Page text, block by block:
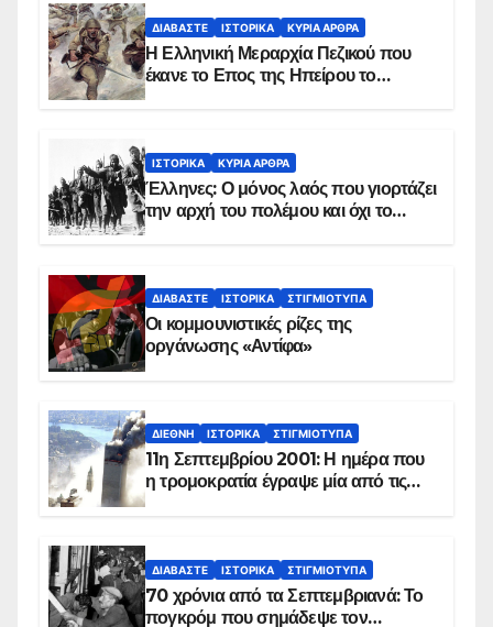
ΔΙΑΒΆΣΤΕ ΙΣΤΟΡΙΚΆ ΚΥΡΙΑ ΑΡΘΡΑ
Η Ελληνική Μεραρχία Πεζικού που
έκανε το Επος της Ηπείρου το
ΙΣΤΟΡΙΚΆ ΚΥΡΙΑ ΑΡΘΡΑ
Έλληνες: Ο μόνος λαός που γιορτάζει
την αρχή του πολέμου και όχι το
ΔΙΑΒΆΣΤΕ ΙΣΤΟΡΙΚΆ ΣΤΙΓΜΙΌΤΥΠΑ
Οι κομμουνιστικές ρίζες της
οργάνωσης «Αντίφα»
ΔΙΕΘΝΉ ΙΣΤΟΡΙΚΆ ΣΤΙΓΜΙΌΤΥΠΑ
11η Σεπτεμβρίου 2001: Η ημέρα που
η τρομοκρατία έγραψε μία από τις
ΔΙΑΒΆΣΤΕ ΙΣΤΟΡΙΚΆ ΣΤΙΓΜΙΌΤΥΠΑ
70 χρόνια από τα Σεπτεμβριανά: Το
πογκρόμ που σημάδεψε τον